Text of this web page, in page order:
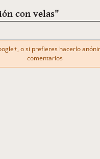
con velas"
o si prefieres hacerlo
comentarios